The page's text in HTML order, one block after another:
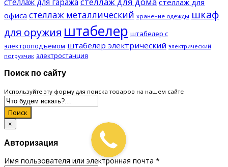
офиса стеллаж металлический хранение одежды шкаф
для оружия штабелер штабелер с
электроподъемом штабелер электрический электрический
погрузчик электростанция
Поиск по сайту
Используйте эту форму для поиска товаров на нашем сайте
Поиск
×
Авторизация
Имя пользователя или электронная почта *